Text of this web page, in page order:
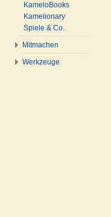
KameloBooks
Kamelionary
Spiele & Co.
Mitmachen
Werkzeuge